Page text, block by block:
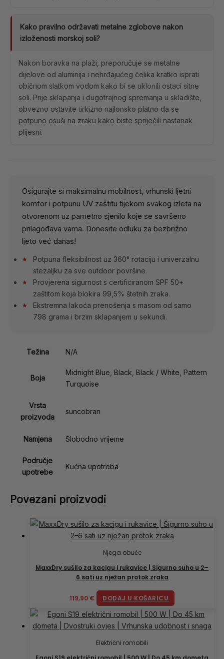
Kako pravilno održavati metalne zglobove nakon
izloženosti morskoj soli?
Nakon boravka na plaži, preporučuje se metalne
dijelove od aluminija i nehrđajućeg čelika kratko isprati
običnom slatkom vodom kako bi se uklonili ostaci sitne
soli. Prije sklapanja i dugotrajnog spremanja u skladište,
obvezno ostavite tirkizno najlonsko platno da se
potpuno osuši na zraku kako biste spriječili nastanak
plijesni.
Osigurajte si maksimalnu mobilnost, vrhunski ljetni
komfor i potpunu UV zaštitu tijekom svakog izleta na
otvorenom uz pametno sjenilo koje se savršeno
prilagođava vama. Donesite odluku za bezbrižno
ljeto već danas!
★
Potpuna fleksibilnost uz 360° rotaciju i univerzalnu
stezaljku za sve outdoor površine.
★
Provjerena sigurnost s certificiranom SPF 50+
zaštitom koja blokira 99,5% štetnih zraka.
★
Ekstremna lakoća prenošenja s masom od samo
798 grama i brzim sklapanjem u sekundi.
Težina N/A
Boja
Midnight Blue, Black, Black / White, Pattern
Turquoise
Vrsta
proizvoda
suncobran
Namjena Slobodno vrijeme
Područje
upotrebe
Kućna upotreba
Povezani proizvodi
Njega obuće
MaxxDry sušilo za kacigu i rukavice | Sigurno suho u 2–
6 sati uz nježan protok zraka
119,90 € DODAJ U KOŠARICU
Električni romobili